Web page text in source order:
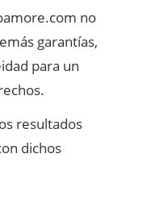
no
garantías,
para un
resultados
dichos